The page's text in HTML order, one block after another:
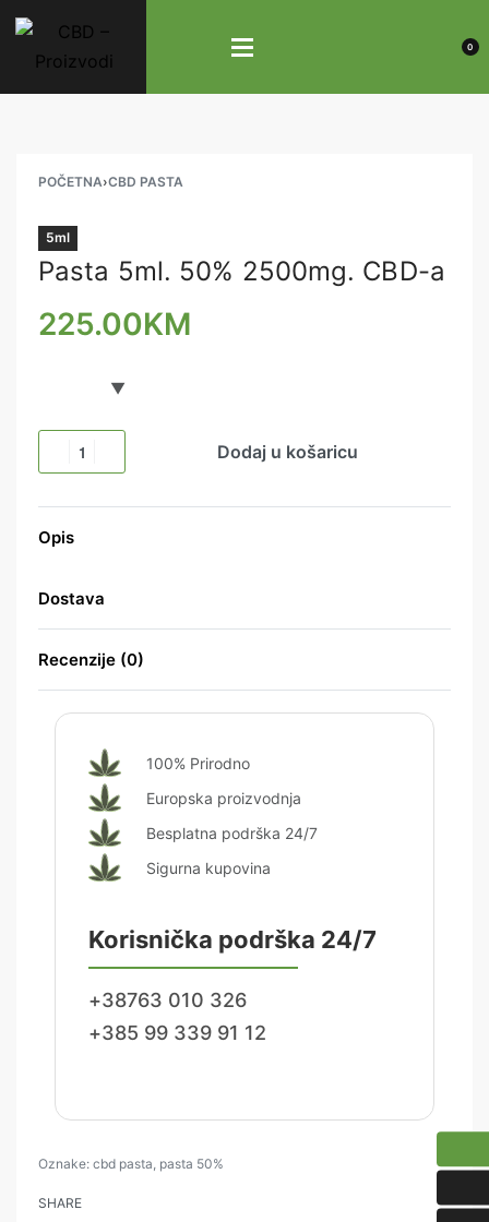
0
POČETNA›CBD PASTA
5ml
Pasta 5ml. 50% 2500mg. CBD-a
225.00KM
Dodaj u košaricu
Opis
Dostava
Recenzije (0)
100% Prirodno
Europska proizvodnja
Besplatna podrška 24/7
Sigurna kupovina
Korisnička podrška 24/7
+38763 010 326
+385 99 339 91 12
Oznake: cbd pasta, pasta 50%
SHARE